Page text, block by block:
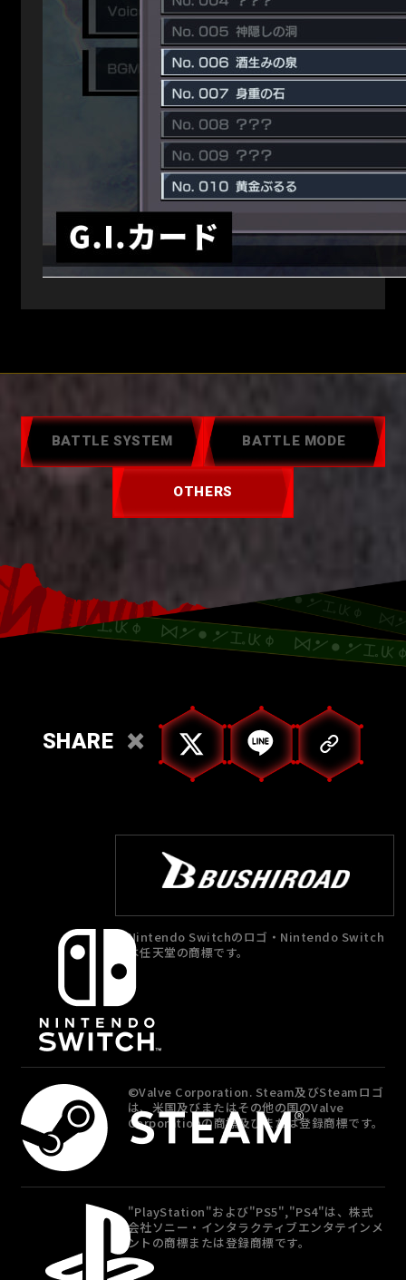
BATTLE SYSTEM BATTLE MODE
OTHERS
SHARE
Nintendo Switchのロゴ・Nintendo Switch
は任天堂の商標です。
©Valve Corporation. Steam及びSteamロゴ
は、米国及びまたはその他の国のValve
Corporationの商標及びまたは登録商標です。
"PlayStation"および"PS5","PS4"は、株式
会社ソニー・インタラクティブエンタテインメ
ントの商標または登録商標です。